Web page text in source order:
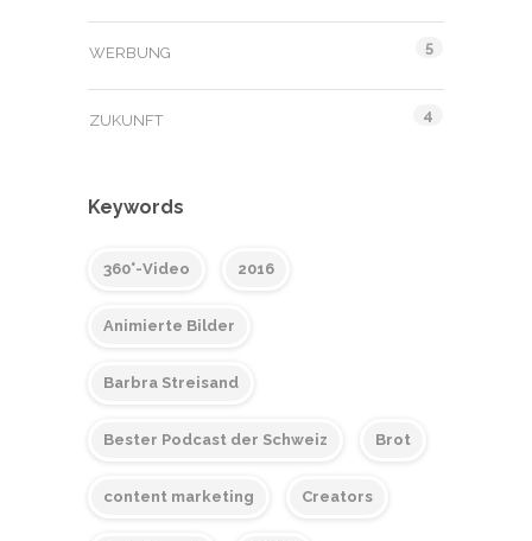
WERBUNG 5
ZUKUNFT 4
Keywords
360°-Video 2016
Animierte Bilder
Barbra Streisand
Bester Podcast der Schweiz Brot
content marketing Creators